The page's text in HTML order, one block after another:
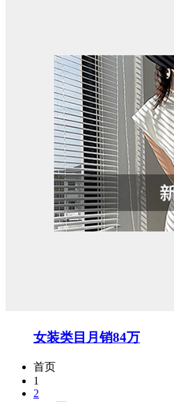
女装类目月销84万
首页
1
2